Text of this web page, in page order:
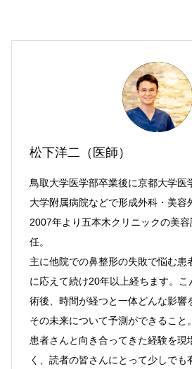
松下洋二（医師）
鳥取大学医学部卒業後に京都大学医
大学附属病院などで形成外科・美容
2007年より五本木クリニックの美
任。
主に他院での鼻整形の失敗で悩む患
に応えて続け20年以上経ちます。
術後、時間が経つと一体どんな影響
その未来について予測ができること
患者さんと向き合ってきた経験を現
く、読者の皆さんにとって少しでも